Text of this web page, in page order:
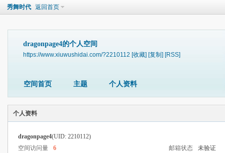
秀舞时代 返回首页
dragonpage4的个人空间
https://www.xiuwushidai.com/?2210112 [收藏] [复制] [RSS]
空间首页 主题 个人资料
个人资料
dragonpage4(UID: 2210112)
空间访问量
6 邮箱状态 未验证